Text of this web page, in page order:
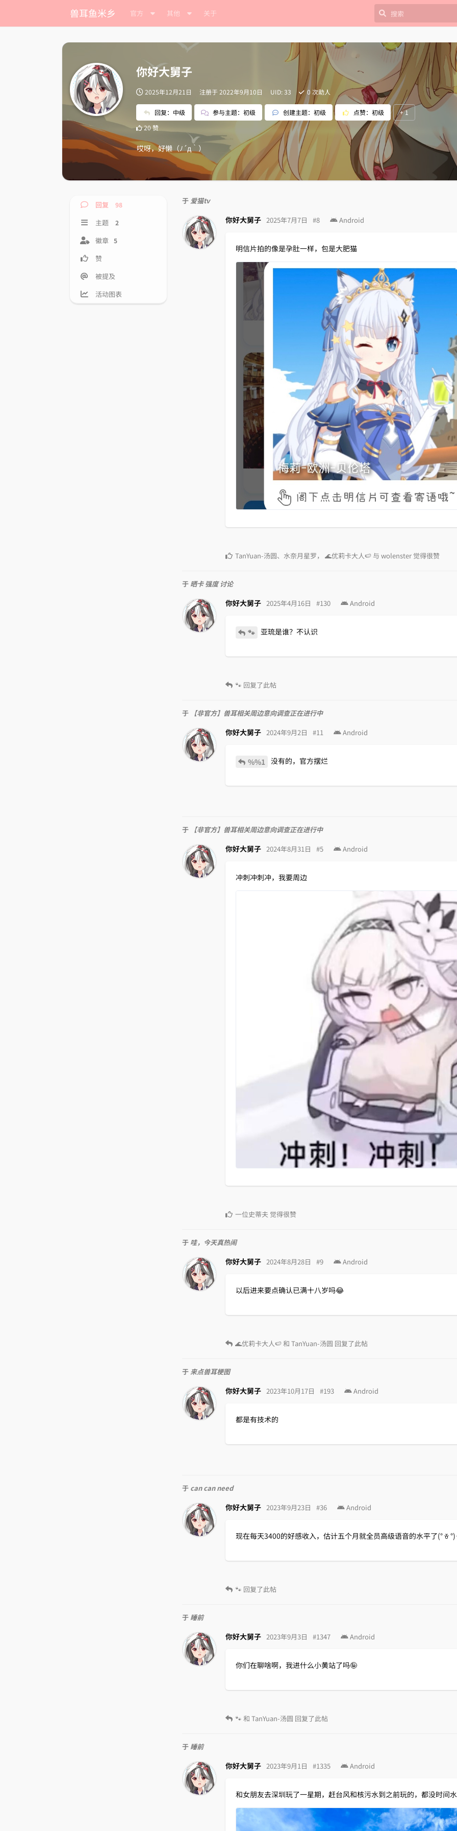
兽耳鱼米乡 官方 其他 关于
你好大舅子
2025年12月21日 注册于2022年9月10日 UID:33 0 次助人
回复：中级 参与主题：初级 创建主题：初级 点赞：初级 +1
20赞
哎呀，好懒（ﾉ´д｀）
回复 98
主题 2
徽章 5
赞
被提及
活动图表
于 爱猫tv
你好大舅子 2025年7月7日 #8 Android
明信片拍的像是孕肚一样，包是大肥猫
TanYuan-汤圆、 水奈月星罗， 🌊优莉卡大人🍉 与 wolenster 觉得很赞
于 晒卡 强度 讨论
你好大舅子 2025年4月16日 #130 Android
🐾 亚琉是谁？不认识
🐾 回复了此帖
于 【非官方】兽耳相关周边意向调查正在进行中
你好大舅子 2024年9月2日 #11 Android
%%1 没有的，官方摆烂
于 【非官方】兽耳相关周边意向调查正在进行中
你好大舅子 2024年8月31日 #5 Android
冲刺冲刺冲，我要周边
一位史蒂夫 觉得很赞
于 哇，今天真热闹
你好大舅子 2024年8月28日 #9 Android
以后进来要点确认已满十八岁吗😂
🌊优莉卡大人🍉 和 TanYuan-汤圆 回复了此帖
于来点兽耳梗图
你好大舅子 2023年10月17日 #193 Android
都是有技术的
于 can can need
你好大舅子 2023年9月23日 #36 Android
现在每天3400的好感收入，估计五个月就全员高级语音的水平了(° ꈊ
🐾 回复了此帖
于 睡前
你好大舅子 2023年9月3日 #1347 Android
你们在聊啥啊，我进什么小黄站了吗🤪
🐾 和 TanYuan-汤圆 回复了此帖
于 睡前
你好大舅子 2023年9月1日 #1335 Android
和女朋友去深圳玩了一星期，赶台风和核污水到之前玩的，都没时间